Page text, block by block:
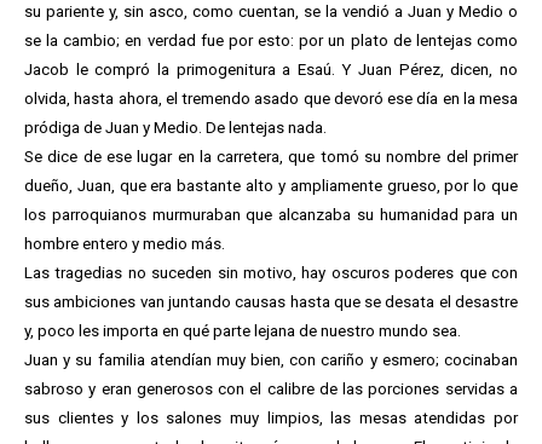
su pariente y, sin asco, como cuentan, se la vendió a Juan y Medio o
se la cambio; en verdad fue por esto: por un plato de lentejas como
Jacob le compró la primogenitura a Esaú. Y Juan Pérez, dicen, no
olvida, hasta ahora, el tremendo asado que devoró ese día en la mesa
pródiga de Juan y Medio. De lentejas nada.
Se dice de ese lugar en la carretera, que tomó su nombre del primer
dueño, Juan, que era bastante alto y ampliamente grueso, por lo que
los parroquianos murmuraban que alcanzaba su humanidad para un
hombre entero y medio más.
Las tragedias no suceden sin motivo, hay oscuros poderes que con
sus ambiciones van juntando causas hasta que se desata el desastre
y, poco les importa en qué parte lejana de nuestro mundo sea.
Juan y su familia atendían muy bien, con cariño y esmero; cocinaban
sabroso y eran generosos con el calibre de las porciones servidas a
sus clientes y los salones muy limpios, las mesas atendidas por